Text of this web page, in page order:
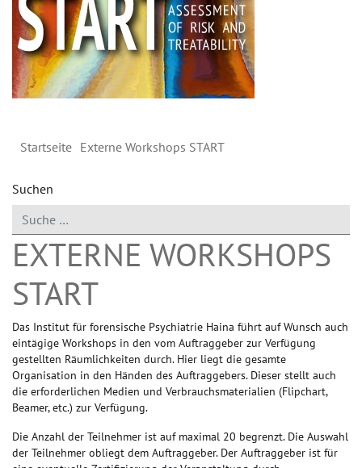
Startseite Externe Workshops START
Suchen
EXTERNE WORKSHOPS
START
Das Institut für forensische Psychiatrie Haina führt auf Wunsch auch
eintägige Workshops in den vom Auftraggeber zur Verfügung
gestellten Räumlichkeiten durch. Hier liegt die gesamte
Organisation in den Händen des Auftraggebers. Dieser stellt auch
die erforderlichen Medien und Verbrauchsmaterialien (Flipchart,
Beamer, etc.) zur Verfügung.
Die Anzahl der Teilnehmer ist auf maximal 20 begrenzt. Die Auswahl
der Teilnehmer obliegt dem Auftraggeber. Der Auftraggeber ist für